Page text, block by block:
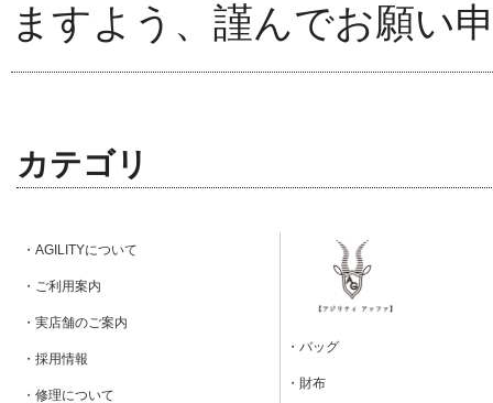
ますよう、謹んでお願い
カテゴリ
・AGILITYについて
・ご利用案内
・実店舗のご案内
・採用情報
・修理について
・バッグ
・財布